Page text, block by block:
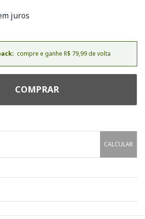
juros
compre e ganhe R$ 79,99 de volta
COMPRAR
CALCULAR